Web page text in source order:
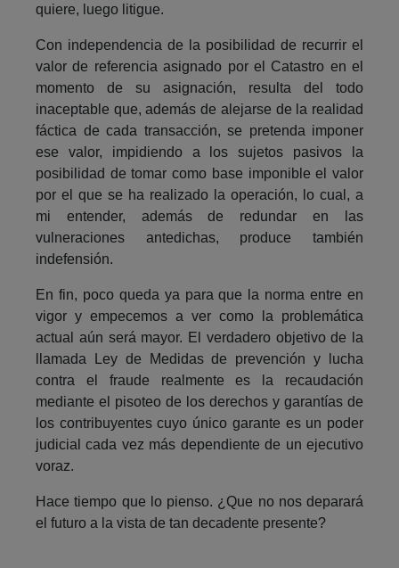
quiere, luego litigue.
Con independencia de la posibilidad de recurrir el
valor de referencia asignado por el Catastro en el
momento de su asignación, resulta del todo
inaceptable que, además de alejarse de la realidad
fáctica de cada transacción, se pretenda imponer
ese valor, impidiendo a los sujetos pasivos la
posibilidad de tomar como base imponible el valor
por el que se ha realizado la operación, lo cual, a
mi entender, además de redundar en las
vulneraciones antedichas, produce también
indefensión.
En fin, poco queda ya para que la norma entre en
vigor y empecemos a ver como la problemática
actual aún será mayor. El verdadero objetivo de la
llamada Ley de Medidas de prevención y lucha
contra el fraude realmente es la recaudación
mediante el pisoteo de los derechos y garantías de
los contribuyentes cuyo único garante es un poder
judicial cada vez más dependiente de un ejecutivo
voraz.
Hace tiempo que lo pienso. ¿Que no nos deparará
el futuro a la vista de tan decadente presente?